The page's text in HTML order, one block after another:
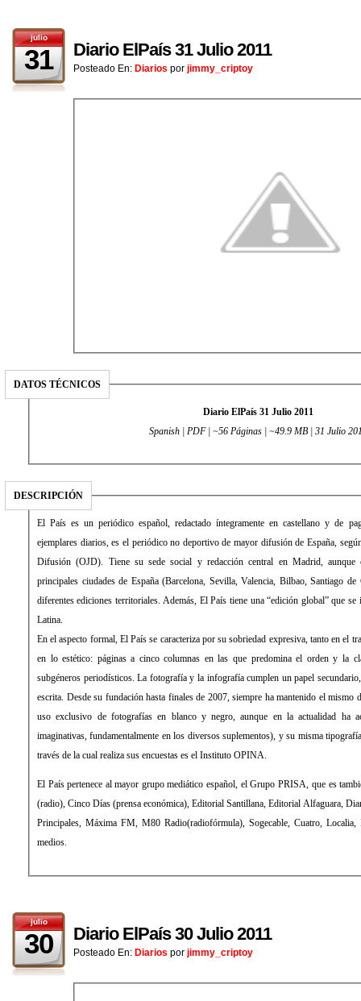
julio
31 Diario ElPaís 31 Julio 2011
Posteado En: Diarios por jimmy_criptoy
DATOS TÉCNICOS
Diario ElPaís 31 Julio 2011
Spanish | PDF | ~56 Páginas | ~49.9 MB | 31 Julio
DESCRIPCIÓN
El País es un periódico español, redactado íntegramente en castellano y de pago. Con una media de 431.034
ejemplares diarios, es el periódico no deportivo de mayor difusión de España, según la Oficina de Justificación de la
Difusión (OJD). Tiene su sede social y redacción central en Madrid, aunque cuenta con delegaciones en las
principales ciudades de España (Barcelona, Sevilla, Valencia, Bilbao, Santiago de Compostela) desde las que edita
diferentes ediciones territoriales. Además, El País tiene una “edición global” que se imprime y distribuye en América
Latina.
En el aspecto formal, El País se caracteriza por su sobriedad expresiva, tanto en el tratamiento de la información como
en lo estético: páginas a cinco columnas en las que predomina el orden y la clara distribución de los distintos
subgéneros periodísticos. La fotografía y la infografía cumplen un papel secundario, de mero apoyo a la información
escrita. Desde su fundación hasta finales de 2007, siempre ha mantenido el mismo diseño, sin apenas evolución (con
uso exclusivo de fotografías en blanco y negro, aunque en la actualidad ha aceptado el color y formas más
imaginativas, fundamentalmente en los diversos suplementos), y su misma tipografía: la Times Roman. La empresa a
través de la cual realiza sus encuestas es el Instituto OPINA.
El País pertenece al mayor grupo mediático español, el Grupo PRISA, que es también propietario de la Cadena SER
(radio), Cinco Días (prensa económica), Editorial Santillana, Editorial Alfaguara, Diario As (prensa deportiva), Los 40
Principales, Máxima FM, M80 Radio(radiofórmula), Sogecable, Cuatro, Localia, Digital+ (televisión), entre otros
medios.
julio
30 Diario ElPaís 30 Julio 2011
Posteado En: Diarios por jimmy_criptoy